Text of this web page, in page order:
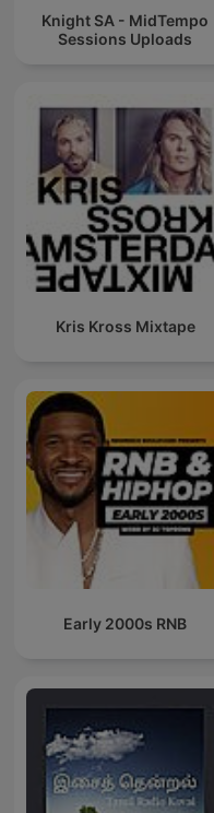
Knight SA - MidTempo
Sessions Uploads
Kris Kross Mixtape
Early 2000s RNB